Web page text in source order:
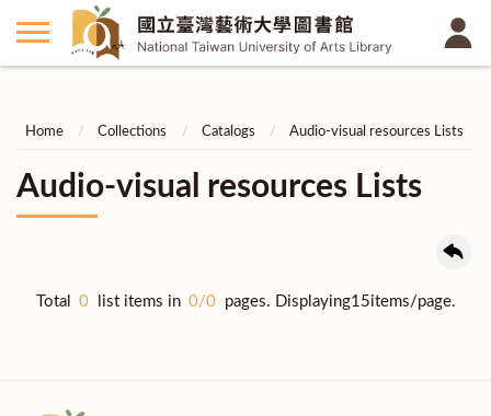
Home Collections Catalogs Audio-visual resources Lists
Audio-visual resources Lists
Total 0 list items in 0/0 pages. Displaying15items/page.